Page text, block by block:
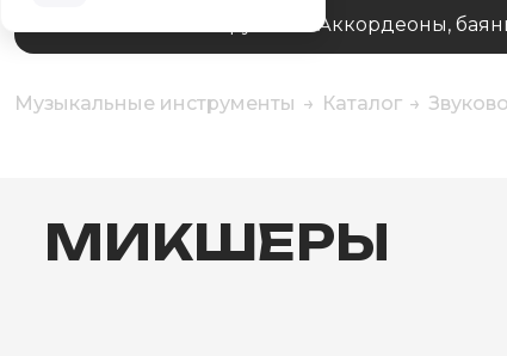
Клавишные инструментыАккордеоны,
Музыкальные инструменты Каталог
МИКШЕРЫ